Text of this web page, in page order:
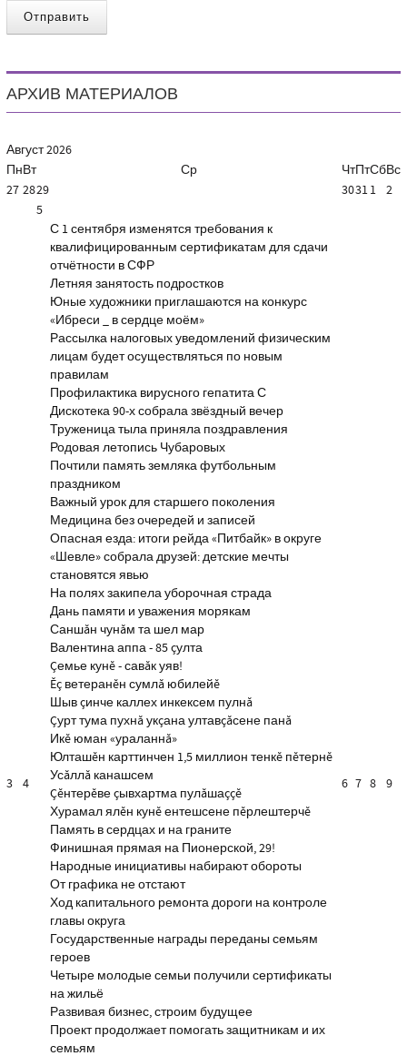
Отправить
АРХИВ МАТЕРИАЛОВ
Август2026
ПнВт Ср ЧтПтСбВс
27 2829 30311 2
3 4
5
С 1 сентября изменятся требования к
квалифицированным сертификатам для сдачи
отчётности в СФР
Летняя занятость подростков
Юные художники приглашаются на конкурс
«Ибреси _ в сердце моём»
Рассылка налоговых уведомлений физическим
лицам будет осуществляться по новым
правилам
Профилактика вирусного гепатита С
Дискотека 90-х собрала звёздный вечер
Труженица тыла приняла поздравления
Родовая летопись Чубаровых
Почтили память земляка футбольным
праздником
Важный урок для старшего поколения
Медицина без очередей и записей
Опасная езда: итоги рейда «Питбайк» в округе
«Шевле» собрала друзей: детские мечты
становятся явью
На полях закипела уборочная страда
Дань памяти и уважения морякам
Саншăн чунăм та шел мар
Валентина аппа - 85 çулта
Çемье кунĕ - савăк уяв!
Ĕç ветеранĕн сумлă юбилейĕ
Шыв çинче каллех инкексем пулнă
Çурт тума пухнă укçана ултавçăсене панă
Икĕ юман «ураланнă»
Юлташĕн карттинчен 1,5 миллион тенкĕ пĕтернĕ
Усăллă канашсем
Çĕнтерĕве çывхартма пулăшаççĕ
Хурамал ялĕн кунĕ ентешсене пĕрлештерчĕ
Память в сердцах и на граните
Финишная прямая на Пионерской, 29!
Народные инициативы набирают обороты
От графика не отстают
Ход капитального ремонта дороги на контроле
главы округа
Государственные награды переданы семьям
героев
Четыре молодые семьи получили сертификаты
на жильё
Развивая бизнес, строим будущее
Проект продолжает помогать защитникам и их
семьям
6 7 8 9